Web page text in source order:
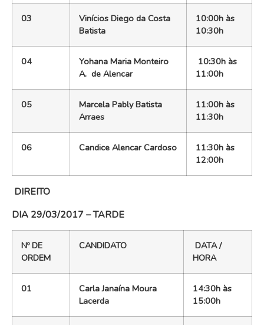
03
Vinícios Diego da Costa
Batista
10:00h às
10:30h
04
Yohana Maria Monteiro
A. de Alencar
10:30h às
11:00h
05
Marcela Pably Batista
Arraes
11:00h às
11:30h
06 Candice Alencar Cardoso
11:30h às
12:00h
DIREITO
DIA 29/03/2017 – TARDE
Nº DE
ORDEM
CANDIDATO
DATA /
HORA
01
Carla Janaína Moura
Lacerda
14:30h às
15:00h